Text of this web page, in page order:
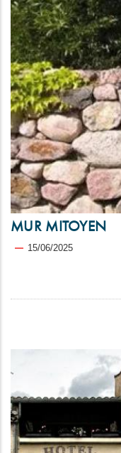
MUR MITOYEN
15/06/2025